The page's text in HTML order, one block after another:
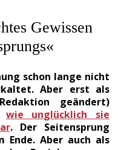
Gewissen
schon lange nicht
Aber erst als
geändert)
wie unglücklich sie
. Der Seitensprung
Ende. Aber auch als